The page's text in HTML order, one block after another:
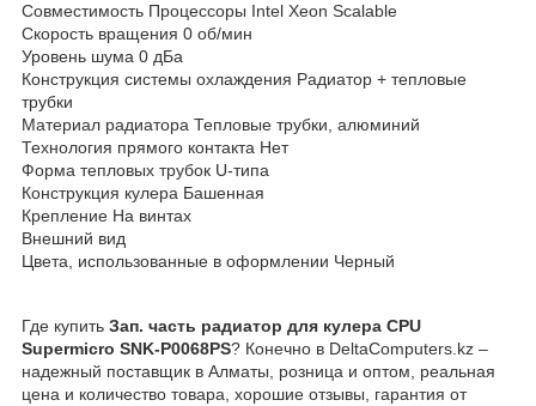
Совместимость Процессоры Intel Xeon Scalable
Скорость вращения 0 об/мин
Уровень шума 0 дБа
Конструкция системы охлаждения Радиатор + тепловые
трубки
Материал радиатора Тепловые трубки, алюминий
Технология прямого контакта Нет
Форма тепловых трубок U-типа
Конструкция кулера Башенная
Крепление На винтах
Внешний вид
Цвета, использованные в оформлении Черный
Где купить Зап. часть радиатор для кулера CPU
Supermicro SNK-P0068PS? Конечно в DeltaComputers.kz –
надежный поставщик в Алматы, розница и оптом, реальная
цена и количество товара, хорошие отзывы, гарантия от